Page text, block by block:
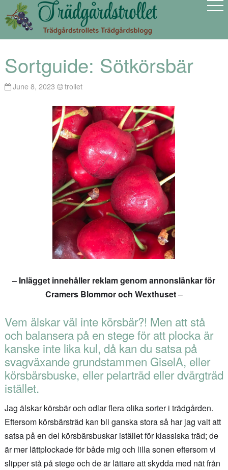
Sortguide: Sötkörsbär
June 8, 2023 trollet
– Inlägget innehåller reklam genom annonslänkar för
Cramers Blommor och Wexthuset–
Vem älskar väl inte körsbär?! Men att stå
och balansera på en stege för att plocka är
kanske inte lika kul, då kan du satsa på
svagväxande grundstammen GiselA, eller
körsbärsbuske, eller pelarträd eller dvärgträd
istället.
Jag älskar körsbär och odlar flera olika sorter i trädgården.
Eftersom körsbärsträd kan bli ganska stora så har jag valt att
satsa på en del körsbärsbuskar istället för klassiska träd; de
är mer lättplockade för både mig och lilla sonen eftersom vi
slipper stå på stege och de är lättare att skydda med nät från